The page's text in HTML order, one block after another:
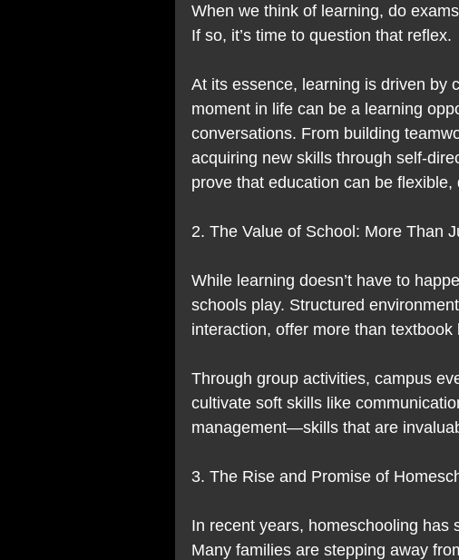
When we think of learning, do
If so, it’s time to question that reflex.
At its essence, learning is driven by
moment in life can be a learning
conversations. From building
acquiring new skills through self-
prove that education can be
2. The Value of School: More Than
While learning doesn’t have to
schools play. Structured
interaction, offer more than textbook
Through group activities, campus
cultivate soft skills like
management—skills that are
3. The Rise and Promise of
In recent years, homeschooling has
Many families are stepping away